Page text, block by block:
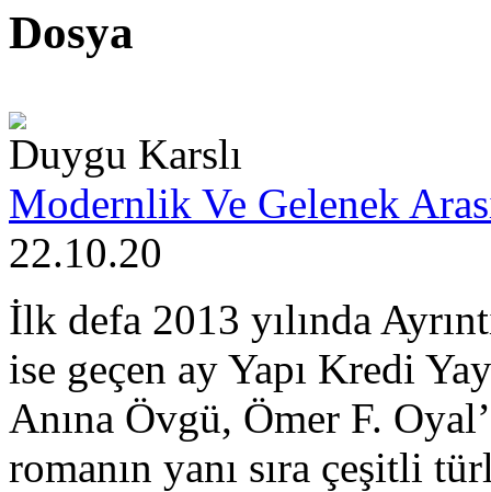
Dosya
Duygu Karslı
Modernlik Ve Gelenek
22.10.20
İlk defa 2013 yılında
ise geçen ay Yapı Kredi
Anına Övgü, Ömer F.
romanın yanı sıra çeşitli